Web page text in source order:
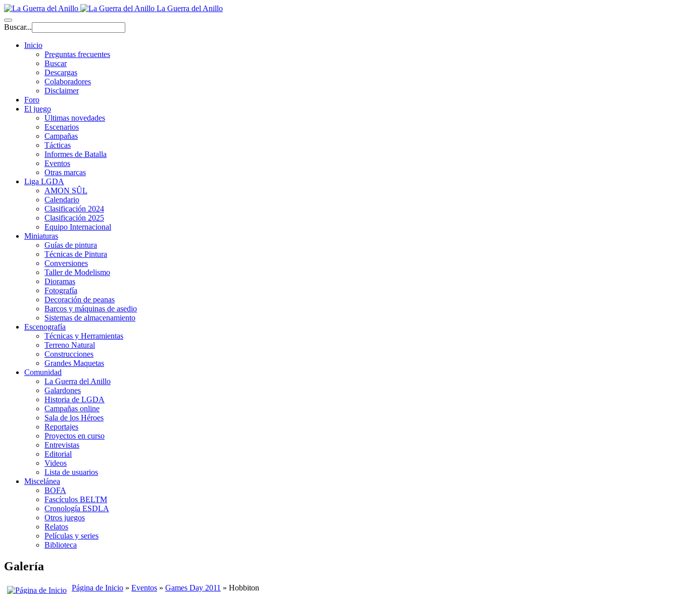
La Guerra del Anillo
Buscar...
Inicio
Preguntas frecuentes
Buscar
Descargas
Colaboradores
Disclaimer
Foro
El juego
Últimas novedades
Escenarios
Campañas
Tácticas
Informes de Batalla
Eventos
Otras marcas
Liga LGDA
AMON SÛL
Calendario
Clasificación 2024
Clasificación 2025
Equipo Internacional
Miniaturas
Guías de pintura
Técnicas de Pintura
Conversiones
Taller de Modelismo
Dioramas
Fotografía
Decoración de peanas
Barcos y máquinas de asedio
Sistemas de almacenamiento
Escenografía
Técnicas y Herramientas
Terreno Natural
Construcciones
Grandes Maquetas
Comunidad
La Guerra del Anillo
Galardones
Historia de LGDA
Campañas online
Sala de los Héroes
Reportajes
Proyectos en curso
Entrevistas
Editorial
Videos
Lista de usuarios
Miscelánea
BOFA
Fascículos BELTM
Cronología ESDLA
Otros juegos
Relatos
Películas y series
Biblioteca
Galería
Página de Inicio » Eventos » Games Day 2011 » Hobbiton